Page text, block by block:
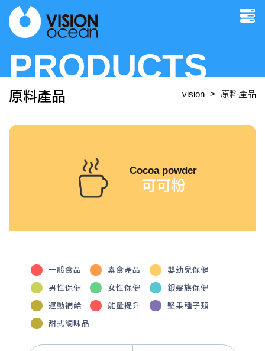
PRODUCTS
原料產品 vision 原料產品
Cocoa powder
可可粉
一般食品 素食產品 嬰幼兒保健
男性保健 女性保健 銀髮族保健
運動補給 能量提升 堅果種子類
甜式調味品